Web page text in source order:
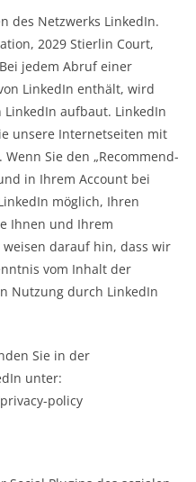
des Netzwerks LinkedIn.
2029 Stierlin Court,
jedem Abruf einer
LinkedIn enthält, wird
aufbaut. LinkedIn
unsere Internetseiten mit
Sie den „Recommend-
in Ihrem Account bei
möglich, Ihren
Ihnen und Ihrem
darauf hin, dass wir
vom Inhalt der
Nutzung durch LinkedIn
Sie in der
unter:
policy